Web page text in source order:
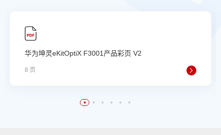
华为坤灵eKitOptiX F3001产品彩页 V2
8 页